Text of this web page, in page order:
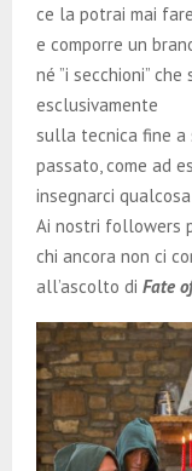
ce la potrai mai
e comporre un
né ”i secchioni”
esclusivamente
sulla tecnica fine a
passato, come ad
insegnarci
Ai nostri followers
chi ancora non ci
all’ascolto di Fate